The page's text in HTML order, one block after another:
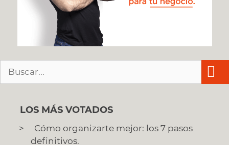
LOS MÁS VOTADOS
Cómo organizarte mejor: los 7 pasos
definitivos.